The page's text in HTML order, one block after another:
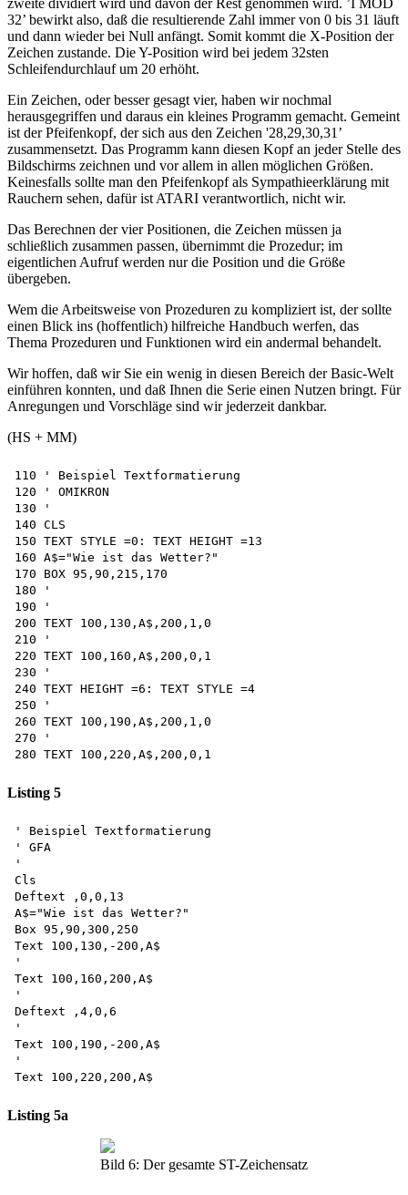
32’ bewirkt also, daß die resultierende Zahl immer von 0 bis 31 läuft
und dann wieder bei Null anfängt. Somit kommt die X-Position der
Zeichen zustande. Die Y-Position wird bei jedem 32sten
Schleifendurchlauf um 20 erhöht.
Ein Zeichen, oder besser gesagt vier, haben wir nochmal
herausgegriffen und daraus ein kleines Programm gemacht. Gemeint
ist der Pfeifenkopf, der sich aus den Zeichen '28,29,30,31’
zusammensetzt. Das Programm kann diesen Kopf an jeder Stelle des
Bildschirms zeichnen und vor allem in allen möglichen Größen.
Keinesfalls sollte man den Pfeifenkopf als Sympathieerklärung mit
Rauchern sehen, dafür ist ATARI verantwortlich, nicht wir.
Das Berechnen der vier Positionen, die Zeichen müssen ja
schließlich zusammen passen, übernimmt die Prozedur; im
eigentlichen Aufruf werden nur die Position und die Größe
übergeben.
Wem die Arbeitsweise von Prozeduren zu kompliziert ist, der sollte
einen Blick ins (hoffentlich) hilfreiche Handbuch werfen, das
Thema Prozeduren und Funktionen wird ein andermal behandelt.
Wir hoffen, daß wir Sie ein wenig in diesen Bereich der Basic-Welt
einführen konnten, und daß Ihnen die Serie einen Nutzen bringt. Für
Anregungen und Vorschläge sind wir jederzeit dankbar.
(HS + MM)
110 ' Beispiel Textformatierung
120 ' OMIKRON
130 '
140 CLS
150 TEXT STYLE =0: TEXT HEIGHT =13
160 A$="Wie ist das Wetter?"
170 BOX 95,90,215,170
180 '
190 '
200 TEXT 100,130,A$,200,1,0
210 '
220 TEXT 100,160,A$,200,0,1
230 '
240 TEXT HEIGHT =6: TEXT STYLE =4
250 '
260 TEXT 100,190,A$,200,1,0
270 '
Listing 5
' Beispiel Textformatierung
' GFA
'
Cls
Deftext ,0,0,13
A$="Wie ist das Wetter?"
Box 95,90,300,250
Text 100,130,-200,A$
'
Text 100,160,200,A$
'
Deftext ,4,0,6
'
Text 100,190,-200,A$
'
Listing 5a
Bild 6: Der gesamte ST-Zeichensatz